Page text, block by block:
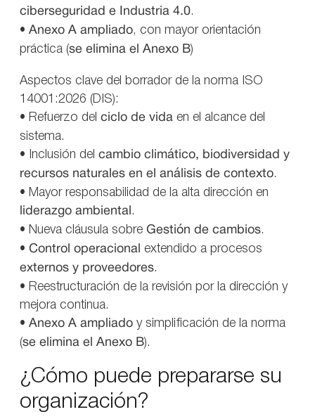
ciberseguridad e Industria 4.0.
• Anexo A ampliado, con mayor orientación
práctica (se elimina el Anexo B)
Aspectos clave del borrador de la norma ISO
14001:2026 (DIS):
• Refuerzo del ciclo de vida en el alcance del
sistema.
• Inclusión del cambio climático, biodiversidad y
recursos naturales en el análisis de contexto.
• Mayor responsabilidad de la alta dirección en
liderazgo ambiental .
• Nueva cláusula sobre Gestión de cambios.
• Control operacional extendido a procesos
externos y proveedores.
• Reestructuración de la revisión por la dirección y
mejora continua.
• Anexo A ampliado y simplificación de la norma
(se elimina el Anexo B).
¿Cómo puede prepararse su
organización?